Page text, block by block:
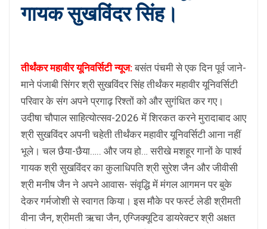
गायक सुखविंदर सिंह।
तीर्थंकर महावीर यूनिवर्सिटी न्यूज:बसंत पंचमी से एक दिन पूर्व जाने-
माने पंजाबी सिंगर श्री सुखविंदर सिंह तीर्थंकर महावीर यूनिवर्सिटी
परिवार के संग अपने प्रगाढ़ रिश्तों को और सुगंधित कर गए।
उदीषा चौपाल साहित्योत्सव-2026 में शिरकत करने मुरादाबाद आए
श्री सुखविंदर अपनी चहेती तीर्थंकर महावीर यूनिवर्सिटी आना नहीं
भूले। चल छैया-छैया….. और जय हो… सरीखे मशहूर गानों के पार्श्व
गायक श्री सुखविंदर का कुलाधिपति श्री सुरेश जैन और जीवीसी
श्री मनीष जैन ने अपने आवास- संवृद्धि में मंगल आगमन पर बुके
देकर गर्मजोशी से स्वागत किया। इस मौके पर फर्स्ट लेडी श्रीमती
वीना जैन, श्रीमती ऋचा जैन, एग्जिक्यूटिव डायरेक्टर श्री अक्षत